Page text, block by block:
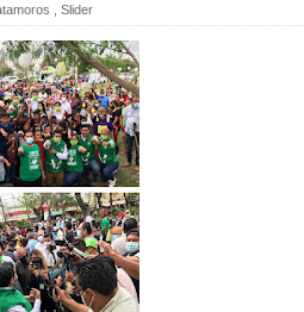
Slider